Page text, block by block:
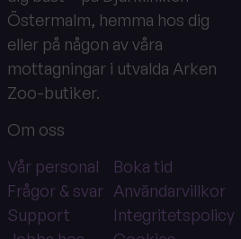
Östermalm, hemma hos dig
eller på någon av våra
mottagningar i utvalda Arken
Zoo-butiker.
Om oss
Vår personal
Frågor & svar
Support
Boka tid
Användarvillkor
Integritetspolicy